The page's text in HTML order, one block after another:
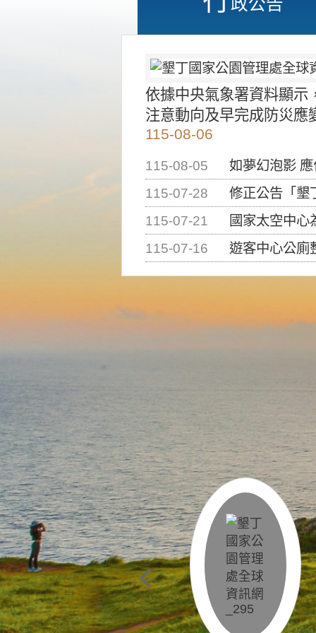
依據中央氣象署資料顯示
注意動向及早完成防災應
115-08-06
115-08-05
如夢幻泡影
115-07-28
修正公告「墾丁國家公
115-07-21
國家太空中心為辦理
115-07-16
遊客中心公廁